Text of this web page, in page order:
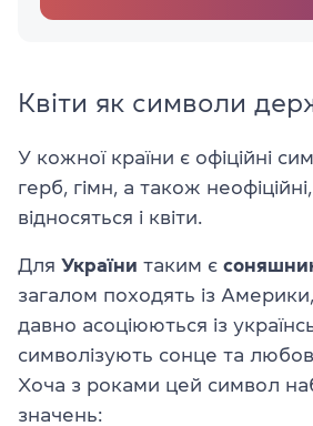
Квіти як символи
У кожної країни є офіційні
герб, гімн, а також
відносяться і квіти.
Для України таким є
загалом походять із
давно асоціюються із
символізують сонце та
Хоча з роками цей символ
значень: